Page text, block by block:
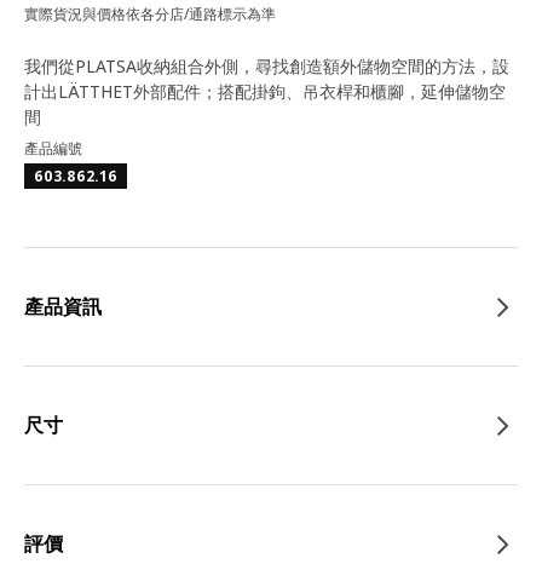
實際貨況與價格依各分店/通路標示為準
我們從PLATSA收納組合外側，尋找創造額外儲物空間的方法，設
計出LÄTTHET外部配件；搭配掛鉤、吊衣桿和櫃腳，延伸儲物空
間
產品編號
603.862.16
產品資訊
尺寸
評價